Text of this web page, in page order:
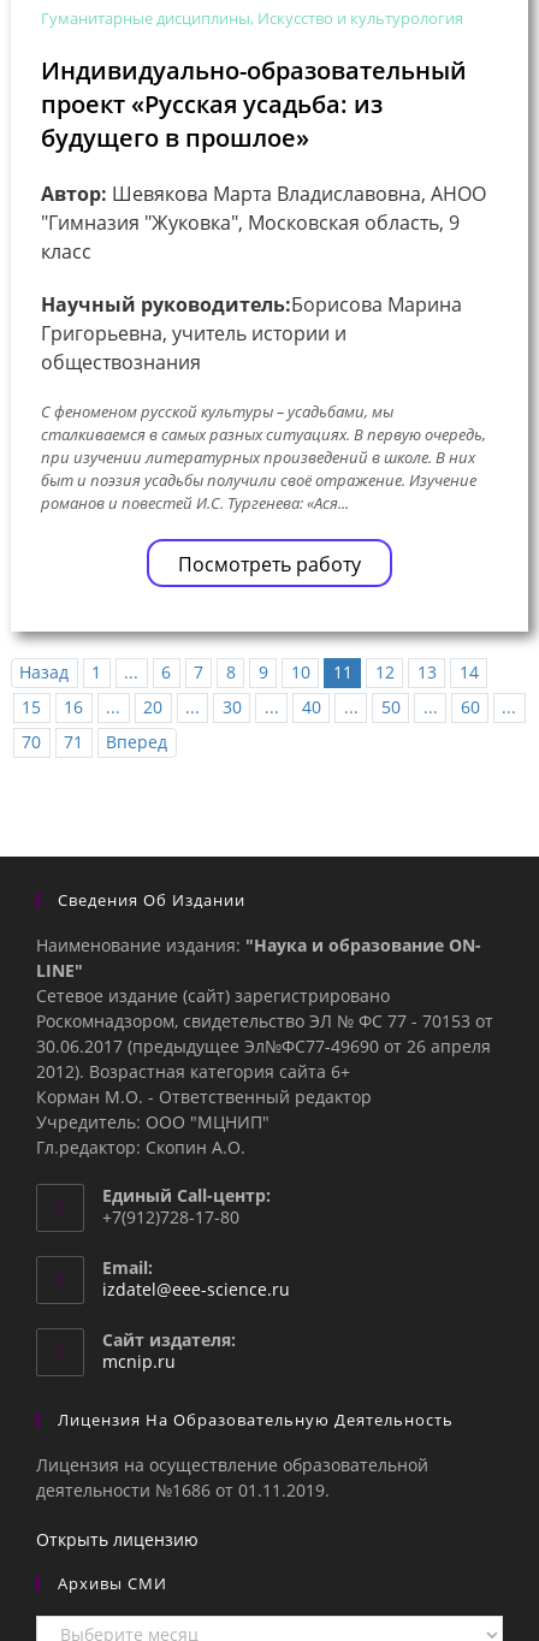
Гуманитарные дисциплины, Искусство и культурология
Индивидуально-образовательный
проект «Русская усадьба: из
будущего в прошлое»
Автор: Шевякова Марта Владиславовна, АНОО
"Гимназия "Жуковка", Московская область, 9
класс
Научный руководитель:Борисова Марина
Григорьевна, учитель истории и
обществознания
С феноменом русской культуры – усадьбами, мы
сталкиваемся в самых разных ситуациях. В первую очередь,
при изучении литературных произведений в школе. В них
быт и поэзия усадьбы получили своё отражение. Изучение
романов и повестей И.С. Тургенева: «Ася...
Посмотреть работу
Назад 1 ... 6 7 8 9 10 11 12 13
14
15
16 ... 20 ... 30 ... 40 ... 50 ... 60
...
70
71 Вперед
Сведения Об Издании
Наименование издания: "Наука и образование ON-
LINE"
Сетевое издание (сайт) зарегистрировано
Роскомнадзором, свидетельство ЭЛ № ФС 77 - 70153 от
30.06.2017 (предыдущее Эл№ФC77-49690 от 26 апреля
2012). Возрастная категория сайта 6+
Корман М.О. - Ответственный редактор
Учредитель: ООО "МЦНИП"
Гл.редактор: Скопин А.О.
Единый Call-центр:
+7(912)728-17-80
Email:
izdatel@eee-science.ru
Сайт издателя:
mcnip.ru
Лицензия На Образовательную Деятельность
Лицензия на осуществление образовательной
деятельности №1686 от 01.11.2019.
Открыть лицензию
Архивы СМИ
Архивы